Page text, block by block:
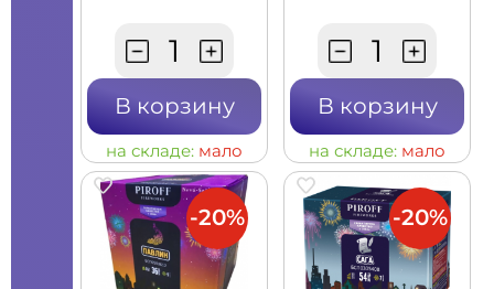
В корзину
на складе: мало
В корзину
на складе: мало
-20% -20%